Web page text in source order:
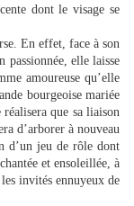
dont le visage se
En effet, face à son
passionnée, elle laisse
amoureuse qu’elle
bourgeoise mariée
que sa liaison
d’arborer à nouveau
d’un jeu de rôle dont
et ensoleillée, à
invités ennuyeux de